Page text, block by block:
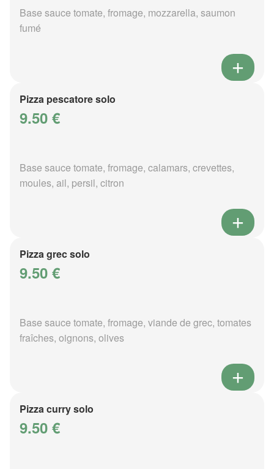
Base sauce tomate, fromage, mozzarella, saumon
fumé
Pizza pescatore solo
9.50 €
Base sauce tomate, fromage, calamars, crevettes,
moules, ail, persil, citron
Pizza grec solo
9.50 €
Base sauce tomate, fromage, viande de grec, tomates
fraîches, oignons, olives
Pizza curry solo
9.50 €